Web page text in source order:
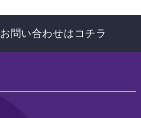
お問い合わせはコチラ